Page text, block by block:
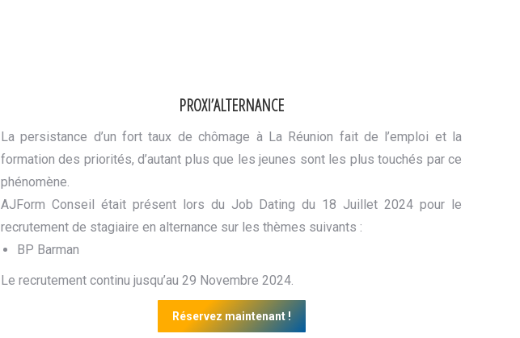
PROXI’ALTERNANCE
La persistance d’un fort taux de chômage à La Réunion fait de l’emploi et la
formation des priorités, d’autant plus que les jeunes sont les plus touchés par ce
phénomène.
AJForm Conseil était présent lors du Job Dating du 18 Juillet 2024 pour le
recrutement de stagiaire en alternance sur les thèmes suivants :
BP Barman
Le recrutement continu jusqu’au 29 Novembre 2024.
Réservez maintenant !